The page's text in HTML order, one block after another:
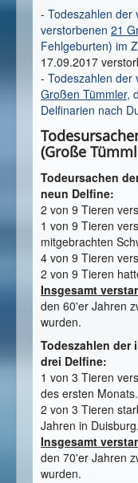
- Todeszahlen der
verstorbenen 21
Fehlgeburten) im
17.09.2017
- Todeszahlen der
Großen Tümmler,
Delfinarien nach
(Große
Todeursachen
neun Delfine:
2 von 9 Tieren
1 von 9 Tieren
mitgebrachten
4 von 9 Tieren
2 von 9 Tieren
Insgesamt
den 60'er Jahren
wurden.
Todeszahlen der
drei Delfine:
1 von 3 Tieren
des ersten Monats.
2 von 3 Tieren
Jahren in Duisburg.
Insgesamt
den 70'er Jahren
wurden.